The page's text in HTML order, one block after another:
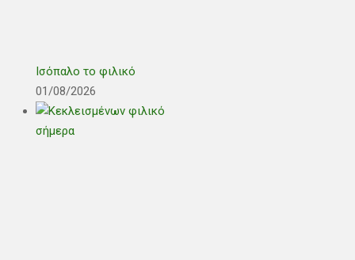
Ισόπαλο το φιλικό
01/08/2026